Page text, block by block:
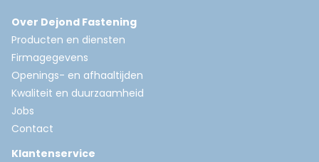
Over Dejond Fastening
Producten en diensten
Firmagegevens
Openings- en afhaaltijden
Kwaliteit en duurzaamheid
Jobs
Contact
Klantenservice